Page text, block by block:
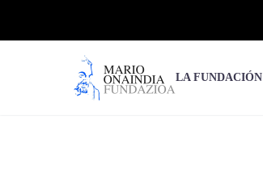
LA FUNDACIÓN